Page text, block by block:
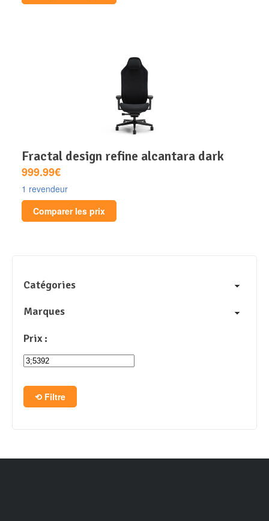
fractal design refine alcantara dark
999.99€
1 revendeur
Comparer les prix
Catégories
Marques
Prix :
Filtre